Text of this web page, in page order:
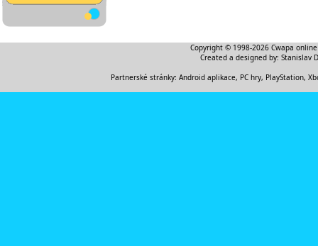
Copyright © 1998-2026 Cwapa
Created a designed by: Stanislav
Partnerské stránky: Android aplikace, PC hry, PlayStation,